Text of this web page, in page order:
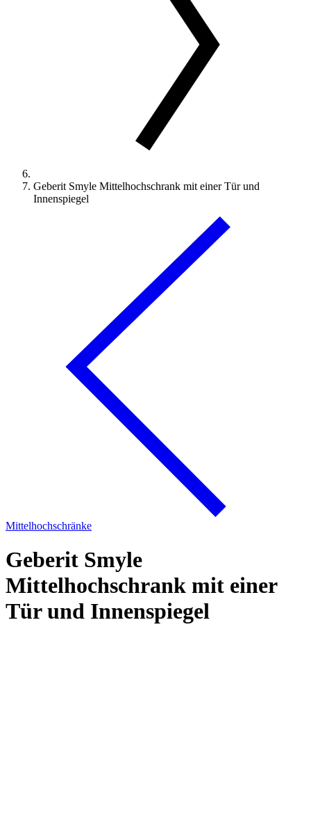
Geberit Smyle Mittelhochschrank mit einer Tür und
Innenspiegel
Mittelhochschränke
Geberit Smyle
Mittelhochschrank mit einer
Tür und Innenspiegel